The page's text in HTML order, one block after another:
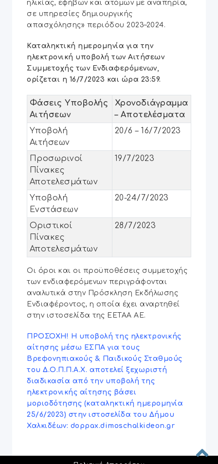
ηλικίας, εφήβων και ατόμων με αναπηρία,
σε υπηρεσίες δημιουργικής
απασχόλησης» περιόδου 2023–2024.
Καταληκτική ημερομηνία για την
ηλεκτρονική υποβολή των Αιτήσεων
Συμμετοχής των Ενδιαφερόμενων,
ορίζεται η 16/7/2023 και ώρα 23:59.
Φάσεις Υποβολής
Αιτήσεων
Χρονοδιάγραμμα
– Aποτελέσματα
Υποβολή
Αιτήσεων
20/6 – 16/7/2023
Προσωρινοί
Πίνακες
Αποτελεσμάτων
19/7/2023
Υποβολή
Ενστάσεων
20-24/7/2023
Οριστικοί
Πίνακες
Αποτελεσμάτων
28/7/2023
Οι όροι και οι προϋποθέσεις συμμετοχής
των ενδιαφερόμενων περιγράφονται
αναλυτικά στην Πρόσκληση Εκδήλωσης
Ενδιαφέροντος, η οποία έχει αναρτηθεί
στην ιστοσελίδα της ΕΕΤΑΑ ΑΕ.
ΠΡΟΣΟΧΗ!
Η υποβολή της ηλεκτρονικής
αίτησης μέσω ΕΣΠΑ για τους
Βρεφονηπιακούς & Παιδικούς Σταθμούς
του Δ.Ο.Π.Π.Α.Χ. αποτελεί ξεχωριστή
διαδικασία από την υποβολή της
ηλεκτρονικής αίτησης βάσει
μοριοδότησης (καταληκτική ημερομηνία
25/6/2023) στην ιστοσελίδα του Δήμου
Χαλκιδέων: doppax.dimoschalkideon.gr